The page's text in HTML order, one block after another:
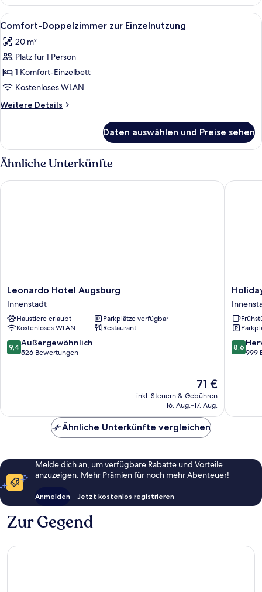
Suite
Alle
Fotos
für
Comfort-
Doppelzimmer
zur
Einzelnutzung
anzeigen
Schreibtisch,
7
Comfort-Doppelzimmer zur Einzelnutzung
20 m²
Platz für 1 Person
1 Komfort-Einzelbett
Kostenloses WLAN
Weitere Details
Weitere
Doppelzimmer
zur
Einzelnutzung
Daten auswählen und Preise sehen
Ähnliche Unterkünfte
Leonardo
Hotel
Augsburg
Innenstadt
Leonardo Hotel Augsburg
Innenstadt
Haustiere erlaubt
Parkplätze verfügbar
Kostenloses WLAN
Restaurant
9.4
von
9,4 Außergewöhnlich
526 Bewertungen
Der
Preis
beträgt
71 €
inkl. Steuern & Gebühren
16. Aug.–17. Aug.
Leonardo Hotel Augsburg
Holiday
Inn
Express
by
IHG
8.6
von
8,6
999
Holiday
Ähnliche Unterkünfte vergleichen
Melde dich an, um verfügbare Rabatte und Vorteile
anzuzeigen. Mehr Prämien für noch mehr Abenteuer!
Anmelden Jetzt kostenlos registrieren
Zur Gegend